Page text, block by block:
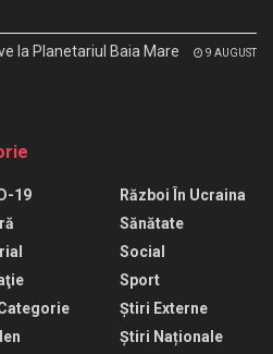
la Planetariul Baia Mare 9 AUGUST
19
Război În Ucraina
Sănătate
Social
Sport
Știri Externe
Știri Naționale